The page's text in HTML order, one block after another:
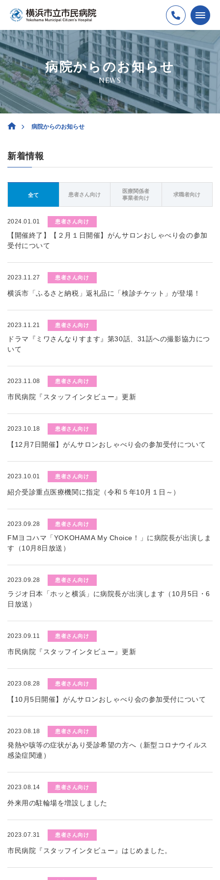
病院からのお知らせ
NEWS
病院からのお知らせ
新着情報
全て 患者さん向け
医療関係者
事業者向け
求職者向け
2024.01.01 患者さん向け
【開催終了】【２月１日開催】がんサロンおしゃべり会の参加
受付について
2023.11.27 患者さん向け
横浜市「ふるさと納税」返礼品に「検診チケット」が登場！
2023.11.21 患者さん向け
ドラマ『ミワさんなりすます』第30話、31話への撮影協力につ
いて
2023.11.08 患者さん向け
市民病院『スタッフインタビュー』更新
2023.10.18 患者さん向け
【12月7日開催】がんサロンおしゃべり会の参加受付について
2023.10.01 患者さん向け
紹介受診重点医療機関に指定（令和５年10月１日～）
2023.09.28 患者さん向け
FMヨコハマ「YOKOHAMA My Choice！」に病院長が出演しま
す（10月8日放送）
2023.09.28 患者さん向け
ラジオ日本「ホッと横浜」に病院長が出演します（10月5日・6
日放送）
2023.09.11 患者さん向け
市民病院『スタッフインタビュー』更新
2023.08.28 患者さん向け
【10月5日開催】がんサロンおしゃべり会の参加受付について
2023.08.18 患者さん向け
発熱や咳等の症状があり受診希望の方へ（新型コロナウイルス
感染症関連）
2023.08.14 患者さん向け
外来用の駐輪場を増設しました
2023.07.31 患者さん向け
市民病院『スタッフインタビュー』はじめました。